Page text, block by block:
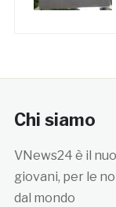
Chi siamo
VNews24 è il
giovani, per le
dal mondo